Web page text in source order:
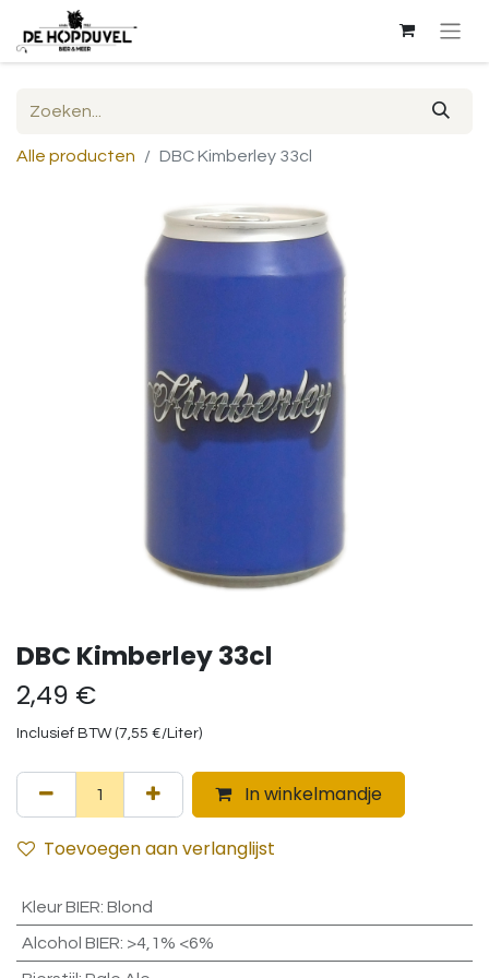
Alle producten DBC Kimberley 33cl
DBC Kimberley 33cl
2,49 €
Inclusief BTW (7,55 €/Liter)
In winkelmandje
Toevoegen aan verlanglijst
Kleur BIER: Blond
Alcohol BIER: >4,1% <6%